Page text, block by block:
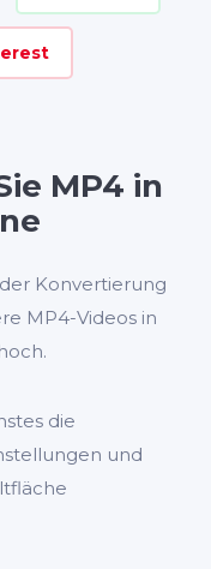
MP4 in
Konvertierung
MP4-Videos in
die
und